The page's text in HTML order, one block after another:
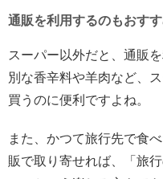
通販を利用するのもおす
スーパー以外だと、通販
別な香辛料や羊肉など、
買うのに便利ですよね。
また、かつて旅行先で食
販で取り寄せれば、「旅